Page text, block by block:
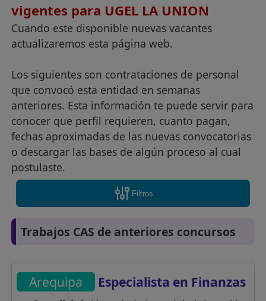
vigentes para UGEL LA UNION
Cuando este disponible nuevas vacantes
actualizaremos esta página web.
Los siguientes son contrataciones de personal
que convocó esta entidad en semanas
anteriores. Esta información te puede servir para
conocer que perfil requieren, cuanto pagan,
fechas aproximadas de las nuevas convocatorias
o descargar las bases de algún proceso al cual
postulaste.
Filtros
Trabajos CAS de anteriores concursos
Arequipa Especialista en Finanzas